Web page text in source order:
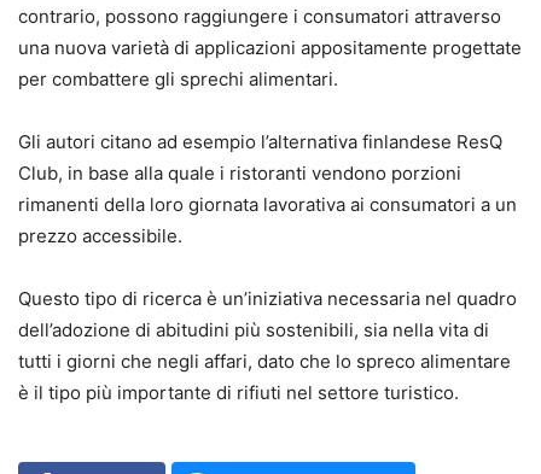
contrario, possono raggiungere i consumatori attraverso
una nuova varietà di applicazioni appositamente progettate
per combattere gli sprechi alimentari.
Gli autori citano ad esempio l’alternativa finlandese ResQ
Club, in base alla quale i ristoranti vendono porzioni
rimanenti della loro giornata lavorativa ai consumatori a un
prezzo accessibile.
Questo tipo di ricerca è un’iniziativa necessaria nel quadro
dell’adozione di abitudini più sostenibili, sia nella vita di
tutti i giorni che negli affari, dato che lo spreco alimentare
è il tipo più importante di rifiuti nel settore turistico.